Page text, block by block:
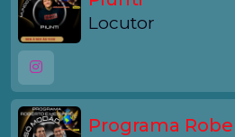
Locutor
Programa